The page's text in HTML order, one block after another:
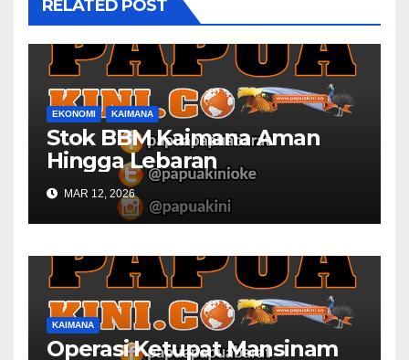
RELATED POST
EKONOMI KAIMANA
Stok BBM Kaimana Aman
Hingga Lebaran
MAR 12, 2026
KAIMANA
Operasi Ketupat Mansinam